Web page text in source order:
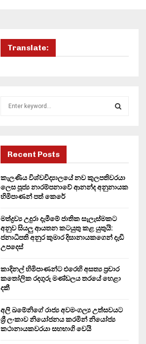
Translate:
f
r
:
R
Recent Posts
කැලණිය විශ්වවිද්‍යාලයේ නව කුලපතිවරයා
ලෙස පූජ්‍ය නාරම්පනාවේ ආනන්ද අනුනායක
හිමිපාණන් පත් කෙරේ
මත්ද්‍රව්‍ය උදුරා දැමීමේ ජාතික සැලැස්මකට
අනුව සියලු ආයතන කටයුතු කළ යුතුයි:
ජනාධිපති අනුර කුමාර දිසානායකගෙන් දැඩි
උපදෙස්
කාදිනල් හිමිපාණන්ට එරෙහි අසත්‍ය ප්‍රචාර
කතෝලික රදගුරු මණ්ඩලය තරයේ හෙළා
දකී
අලි ඛමේනිගේ රාජ්‍ය අවමංගල්‍ය උත්සවයට
ශ්‍රී ලංකාව නියෝජනය කරමින් නියෝජ්‍ය
කථානායකවරයා සහභාගි වෙයි